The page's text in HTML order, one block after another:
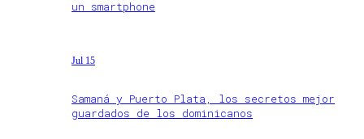
un smartphone
Jul 15
Samaná y Puerto Plata, los secretos mejor
guardados de los dominicanos